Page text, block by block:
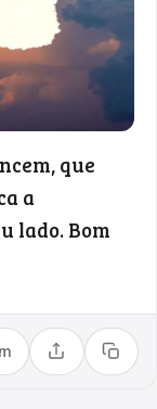
que
a
lado. Bom
Compartilhar
Copiar